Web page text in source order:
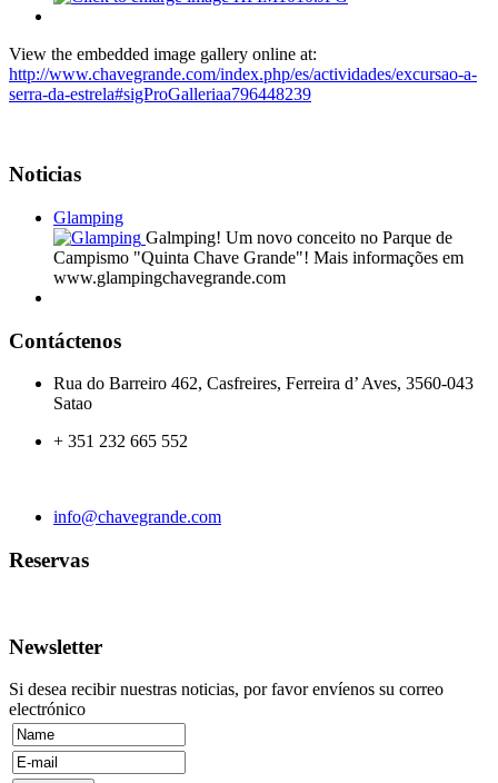
View the embedded image gallery online at:
http://www.chavegrande.com/index.php/es/actividades/excursao-a-
serra-da-estrela#sigProGalleriaa796448239
Noticias
Glamping
Galmping! Um novo conceito no Parque de
Campismo "Quinta Chave Grande"! Mais informações em
www.glampingchavegrande.com
Contáctenos
Rua do Barreiro 462, Casfreires, Ferreira d’ Aves, 3560-043
Satao
+ 351 232 665 552
info@chavegrande.com
Reservas
Newsletter
Si desea recibir nuestras noticias, por favor envíenos su correo
electrónico